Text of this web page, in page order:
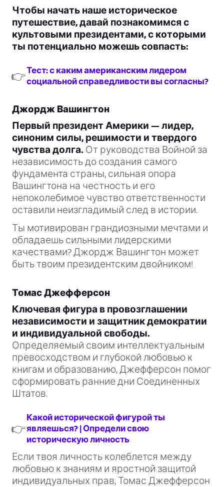
Чтобы начать наше историческое
путешествие, давай познакомимся с
культовыми президентами, с которыми
ты потенциально можешь совпасть:
👉Тест: с каким американским лидером
социальной справедливости вы согласны?
Джордж Вашингтон
Первый президент Америки — лидер,
синоним силы, решимости и твердого
чувства долга. От руководства Войной за
независимость до создания самого
фундамента страны, сильная опора
Вашингтона на честность и его
непоколебимое чувство ответственности
оставили неизгладимый след в истории.
Ты мотивирован грандиозными мечтами и
обладаешь сильными лидерскими
качествами? Джордж Вашингтон может
быть твоим президентским двойником!
Томас Джефферсон
Ключевая фигура в провозглашении
независимости и защитник демократии
и индивидуальной свободы.
Определяемый своим интеллектуальным
превосходством и глубокой любовью к
книгам и образованию, Джефферсон помог
сформировать ранние дни Соединенных
Штатов.
👉
Какой исторической фигурой ты
являешься? | Определи свою
историческую личность
Если твоя личность колеблется между
любовью к знаниям и яростной защитой
индивидуальных прав, Томас Джефферсон